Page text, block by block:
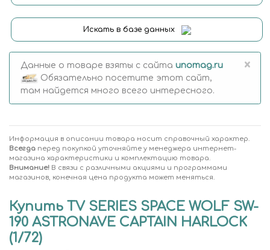
Искать в базе данных
Данные о товаре взяты с сайта unomag.ru
Обязательно посетите этот сайт,
там найдется много всего интересного.
×
Информация в описании товара носит справочный характер.
Всегда перед покупкой уточняйте у менеджера интернет-
магазина характеристики и комплектацию товара.
Внимание! В связи с различными акциями и программами
магазинов, конечная цена продукта может меняться.
Купить TV SERIES SPACE WOLF SW-
190 ASTRONAVE CAPTAIN HARLOCK
(1/72)